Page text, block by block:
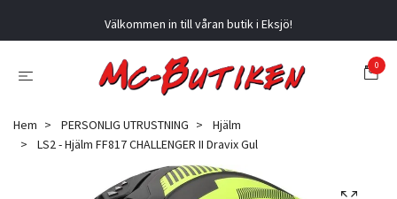
Välkommen in till våran butik i Eksjö!
0
Hem PERSONLIG UTRUSTNING
Hjälm
LS2 - Hjälm FF817 CHALLENGER II Dravix Gul